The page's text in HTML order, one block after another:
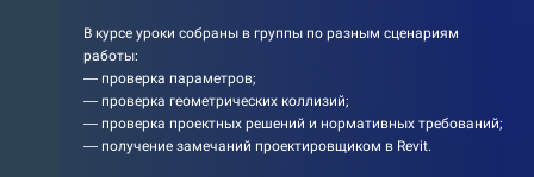
В курсе уроки собраны в группы по разным сценариям
работы:
— проверка параметров;
— проверка геометрических коллизий;
— проверка проектных решений и нормативных требований;
— получение замечаний проектировщиком в Revit.